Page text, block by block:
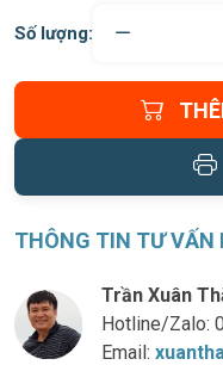
Số lượng:
THÔNG TIN TƯ VẤN
Trần Xuân
Hotline/Zalo:
Email: